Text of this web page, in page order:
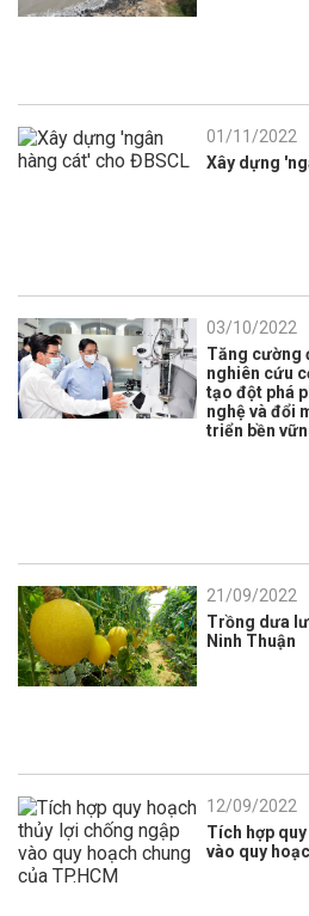
01/11/2022
Xây dựng
03/10/2022
Tăng cường
nghiên cứu
tạo đột phá
nghệ và đổi
triển bền
21/09/2022
Trồng dưa
Ninh Thuận
12/09/2022
Tích hợp
vào quy